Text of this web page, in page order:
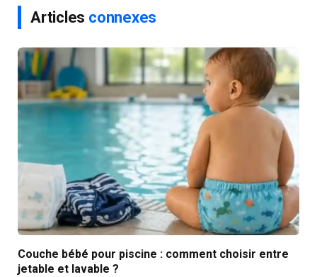
Articles connexes
Couche bébé pour piscine : comment choisir entre
jetable et lavable ?